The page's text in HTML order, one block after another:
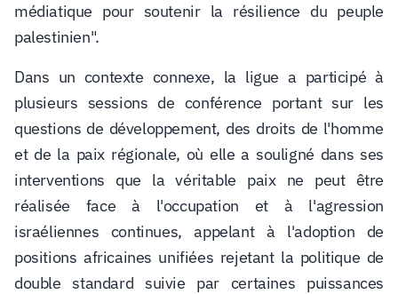
médiatique pour soutenir la résilience du peuple
palestinien".
Dans un contexte connexe, la ligue a participé à
plusieurs sessions de conférence portant sur les
questions de développement, des droits de l'homme
et de la paix régionale, où elle a souligné dans ses
interventions que la véritable paix ne peut être
réalisée face à l'occupation et à l'agression
israéliennes continues, appelant à l'adoption de
positions africaines unifiées rejetant la politique de
double standard suivie par certaines puissances